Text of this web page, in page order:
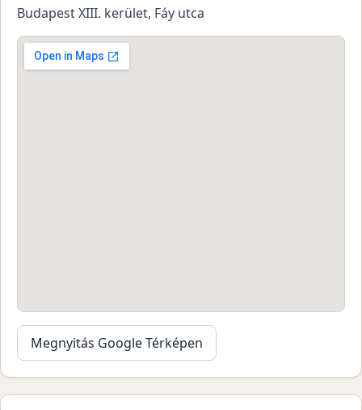
Budapest XIII. kerület, Fáy utca
Megnyitás Google Térképen